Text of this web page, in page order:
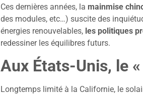
Ces dernières années, la mainmise
des modules, etc…) suscite des
énergies renouvelables, les politiques
redessiner les équilibres futurs.
Aux États-Unis, le
Longtemps limité à la Californie, le